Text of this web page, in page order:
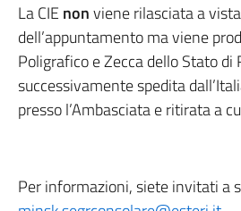
La CIE nonviene rilasciata a
dell’appuntamento ma viene
Poligrafico e Zecca dello Stato di
successivamente spedita
presso l’Ambasciata e ritirata a
Per informazioni, siete invitati a